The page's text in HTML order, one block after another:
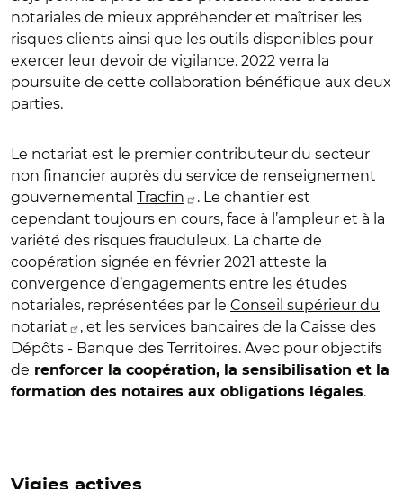
notariales de mieux appréhender et maîtriser les
risques clients ainsi que les outils disponibles pour
exercer leur devoir de vigilance. 2022 verra la
poursuite de cette collaboration bénéfique aux deux
parties.
Le notariat est le premier contributeur du secteur
non financier auprès du service de renseignement
gouvernemental Tracfin
. Le chantier est
cependant toujours en cours, face à l’ampleur et à la
variété des risques frauduleux. La charte de
coopération signée en février 2021 atteste la
convergence d’engagements entre les études
notariales, représentées par le Conseil supérieur du
notariat
, et les services bancaires de la Caisse des
Dépôts - Banque des Territoires. Avec pour objectifs
de renforcer la coopération, la sensibilisation et la
formation des notaires aux obligations légales.
Vigies actives